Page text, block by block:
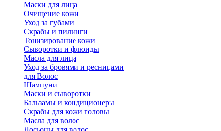
Маски для лица
Очищение кожи
Уход за губами
Скрабы и пилинги
Тонизирование кожи
Сыворотки и флюиды
Масла для лица
Уход за бровями и ресницами
для Волос
Шампуни
Маски и сыворотки
Бальзамы и кондиционеры
Скрабы для кожи головы
Масла для волос
Лосьоны для волос